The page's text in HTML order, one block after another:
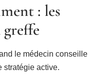
: les
le médecin conseille
stratégie active.